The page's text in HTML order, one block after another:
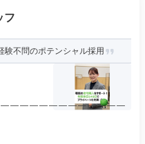
フ
験不問のポテンシャル採用
￣￣￣￣￣￣￣￣￣￣￣￣